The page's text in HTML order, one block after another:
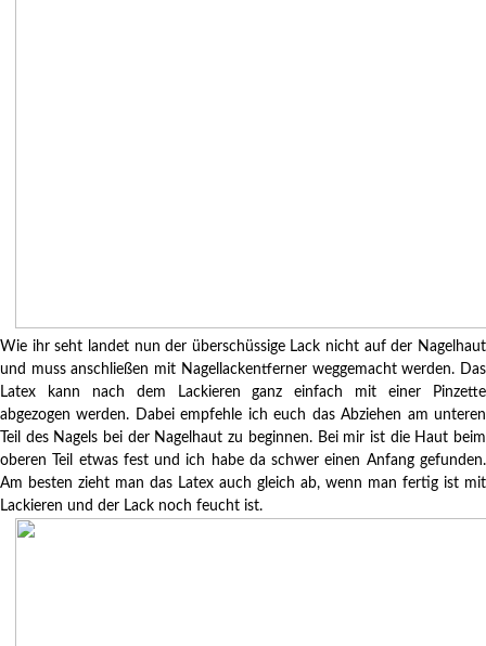
Wie ihr seht landet nun der überschüssige Lack nicht auf der Nagelhaut
und muss anschließen mit Nagellackentferner weggemacht werden. Das
Latex kann nach dem Lackieren ganz einfach mit einer Pinzette
abgezogen werden. Dabei empfehle ich euch das Abziehen am unteren
Teil des Nagels bei der Nagelhaut zu beginnen. Bei mir ist die Haut beim
oberen Teil etwas fest und ich habe da schwer einen Anfang gefunden.
Am besten zieht man das Latex auch gleich ab, wenn man fertig ist mit
Lackieren und der Lack noch feucht ist.